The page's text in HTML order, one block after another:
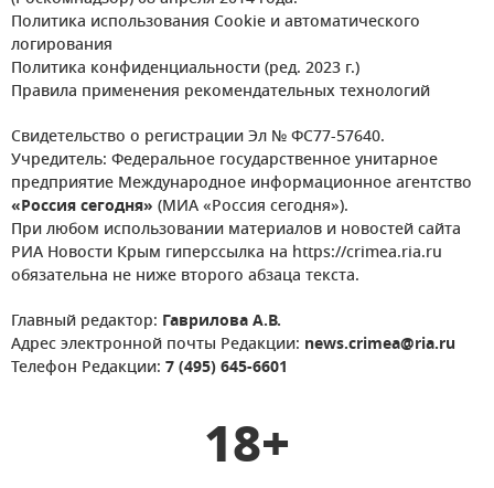
Политика использования Cookie и автоматического
логирования
Политика конфиденциальности (ред. 2023 г.)
Правила применения рекомендательных технологий
Свидетельство о регистрации Эл № ФС77-57640.
Учредитель: Федеральное государственное унитарное
предприятие Международное информационное агентство
«Россия сегодня» (МИА «Россия сегодня»).
При любом использовании материалов и новостей сайта
РИА Новости Крым гиперссылка на https://crimea.ria.ru
обязательна не ниже второго абзаца текста.
Главный редактор: Гаврилова А.В.
Адрес электронной почты Редакции: news.crimea@ria.ru
Телефон Редакции: 7 (495) 645-6601
18+